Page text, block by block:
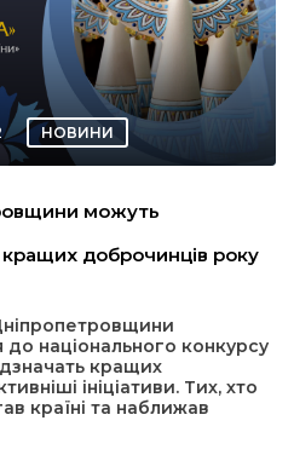
НОВИНИ
можуть
доброчинців року
національного конкурсу
кращих
ініціативи. Тих, хто
країні та наближав